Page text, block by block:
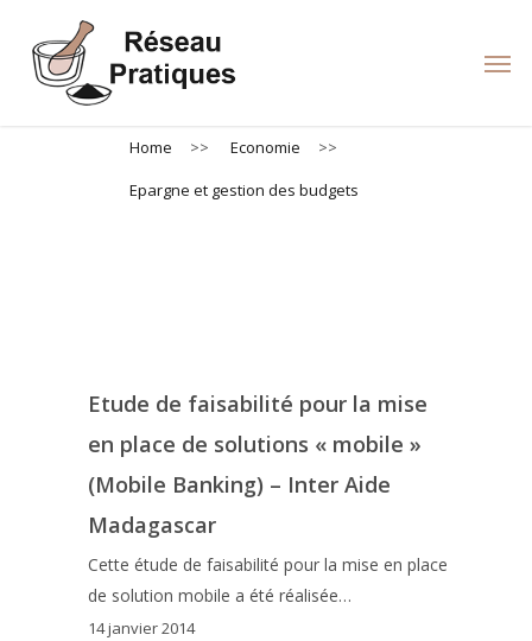
main
Home >> Economie
>>
Epargne et gestion des budgets
Etude de faisabilité pour la mise
en place de solutions « mobile »
(Mobile Banking) – Inter Aide
Madagascar
Cette étude de faisabilité pour la mise en place
de solution mobile a été réalisée…
14 janvier 2014